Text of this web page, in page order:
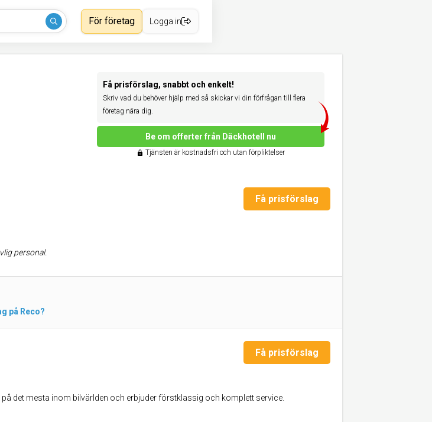
För företag Logga in
Få prisförslag, snabbt och enkelt!
Skriv vad du behöver hjälp med så skickar vi din förfrågan till flera
företag nära dig.
Be om offerter från Däckhotell nu
Tjänsten är kostnadsfri och utan förpliktelser
Få prisförslag
personal.
på Reco?
Få prisförslag
det mesta inom bilvärlden och erbjuder förstklassig och komplett service.